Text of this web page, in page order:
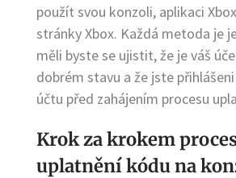
použít svou konzoli, aplikaci
stránky Xbox. Každá metoda je
měli byste se ujistit, že je váš
dobrém stavu a že jste
účtu před zahájením procesu
Krok za krokem
uplatnění kódu na